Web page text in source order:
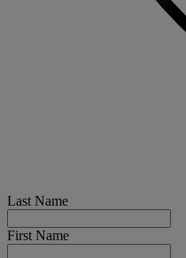
Last Name
First Name